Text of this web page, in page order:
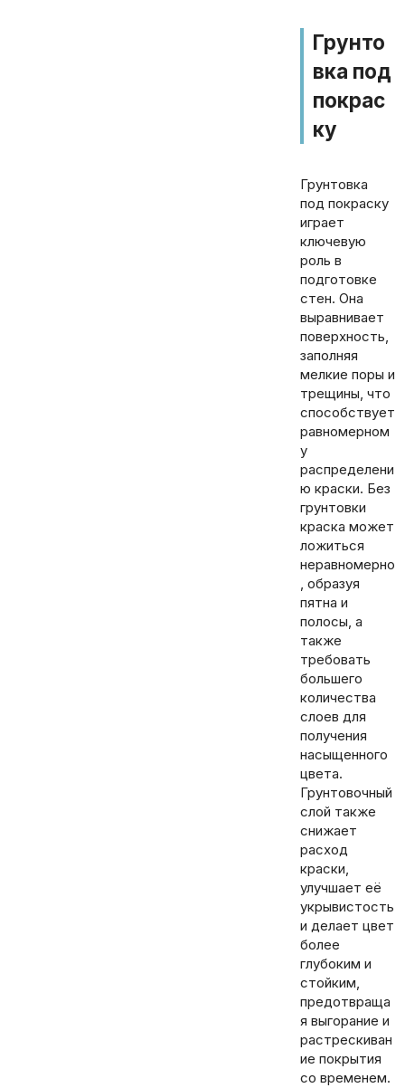
Грунто
вка под
покрас
ку
Грунтовка
под покраску
играет
ключевую
роль в
подготовке
стен. Она
выравнивает
поверхность,
заполняя
мелкие поры и
трещины, что
способствует
равномерном
у
распределени
ю краски. Без
грунтовки
краска может
ложиться
неравномерно
, образуя
пятна и
полосы, а
также
требовать
большего
количества
слоев для
получения
насыщенного
цвета.
Грунтовочный
слой также
снижает
расход
краски,
улучшает её
укрывистость
и делает цвет
более
глубоким и
стойким,
предотвраща
я выгорание и
растрескиван
ие покрытия
со временем.